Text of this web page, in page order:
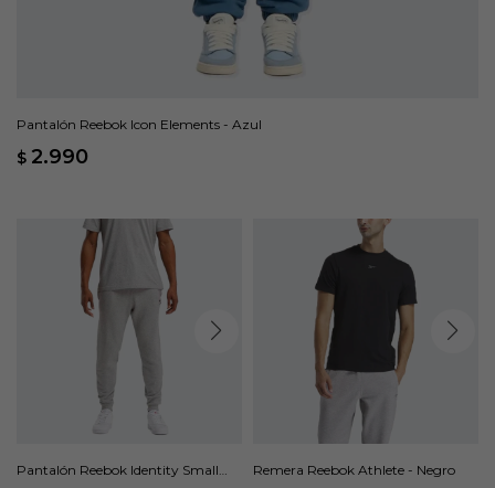
Pantalón Reebok Icon Elements - Azul
$ 2.990
Pantalón Reebok Identity Small
Remera Reebok Athlete - Negro